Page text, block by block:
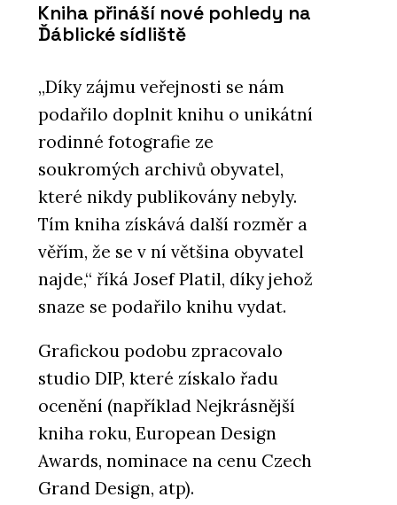
Kniha přináší nové pohledy na
Ďáblické sídliště
„Díky zájmu veřejnosti se nám
podařilo doplnit knihu o unikátní
rodinné fotografie ze
soukromých archivů obyvatel,
které nikdy publikovány nebyly.
Tím kniha získává další rozměr a
věřím, že se v ní většina obyvatel
najde,“ říká Josef Platil, díky jehož
snaze se podařilo knihu vydat.
Grafickou podobu zpracovalo
studio DIP, které získalo řadu
ocenění (například Nejkrásnější
kniha roku, European Design
Awards, nominace na cenu Czech
Grand Design, atp).